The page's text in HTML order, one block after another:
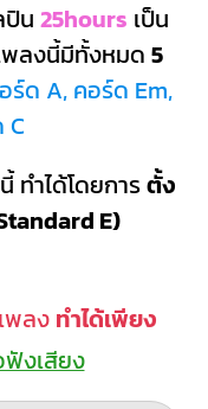
น 25hours เป็น
พลงนี้มีทั้งหมด 5
ร์ด A, คอร์ด Em,
C
ทำได้โดยการตั้ง
E)
พลง ทำได้เพียง
งเสียง